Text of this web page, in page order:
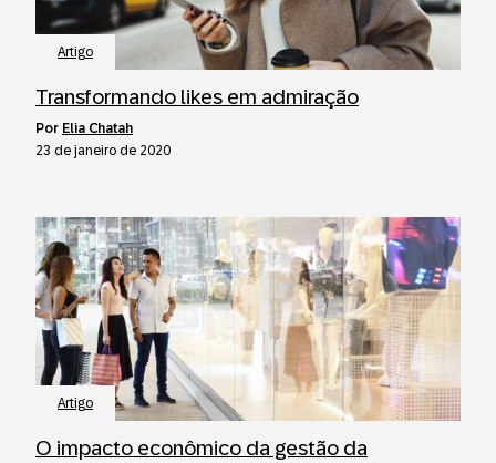
Artigo
Transformando likes em admiração
por Elia Chatah
23 de janeiro de 2020
Artigo
O impacto econômico da gestão da